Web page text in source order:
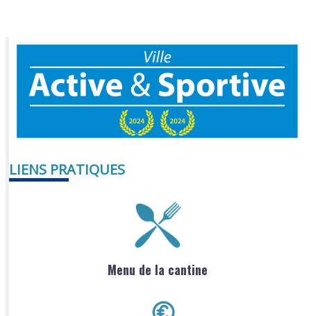
LIENS PRATIQUES
Menu de la cantine